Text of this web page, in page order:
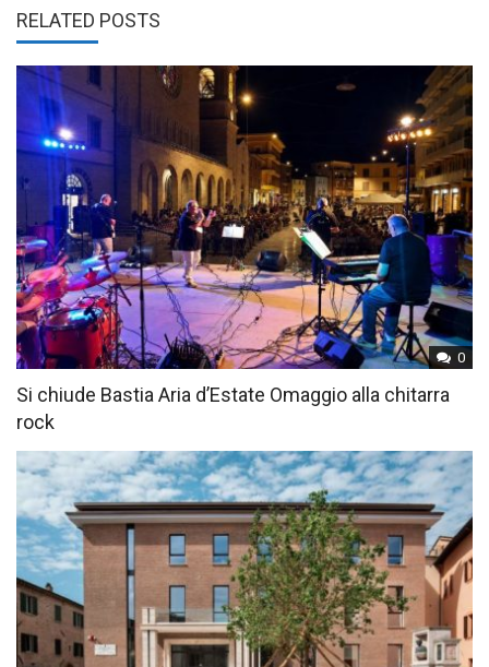
RELATED POSTS
0
Si chiude Bastia Aria d’Estate Omaggio alla chitarra
rock